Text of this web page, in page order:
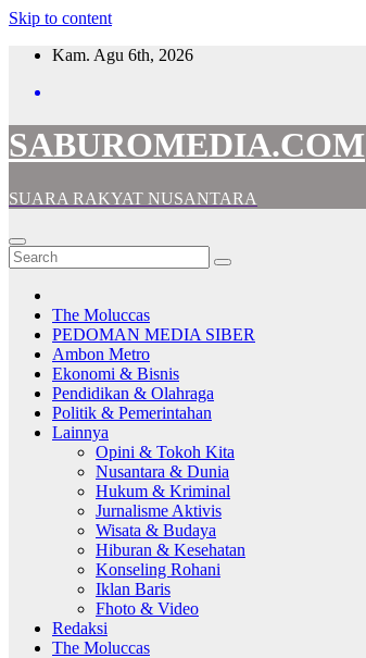
Skip to content
Kam. Agu 6th, 2026
SABUROMEDIA.COM
SUARA RAKYAT NUSANTARA
The Moluccas
PEDOMAN MEDIA SIBER
Ambon Metro
Ekonomi & Bisnis
Pendidikan & Olahraga
Politik & Pemerintahan
Lainnya
Opini & Tokoh Kita
Nusantara & Dunia
Hukum & Kriminal
Jurnalisme Aktivis
Wisata & Budaya
Hiburan & Kesehatan
Konseling Rohani
Iklan Baris
Fhoto & Video
Redaksi
The Moluccas